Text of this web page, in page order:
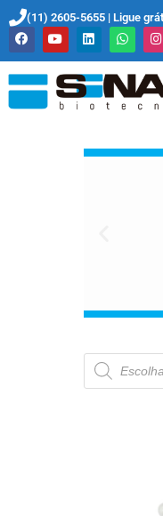
(11) 2605-5655 | Ligue